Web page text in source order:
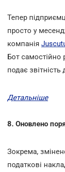
Тепер
просто у
компанія
Бот самостійно
подає
Детальніше
8. Оновлено
Зокрема,
податкові